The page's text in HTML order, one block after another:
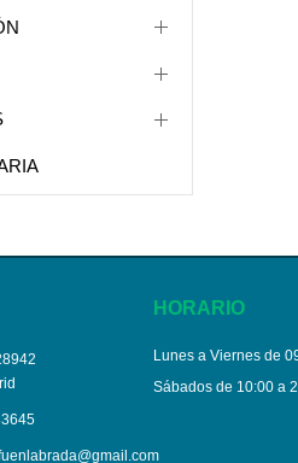
HORARIO
Lunes a Viernes de
Sábados de 10:00 a